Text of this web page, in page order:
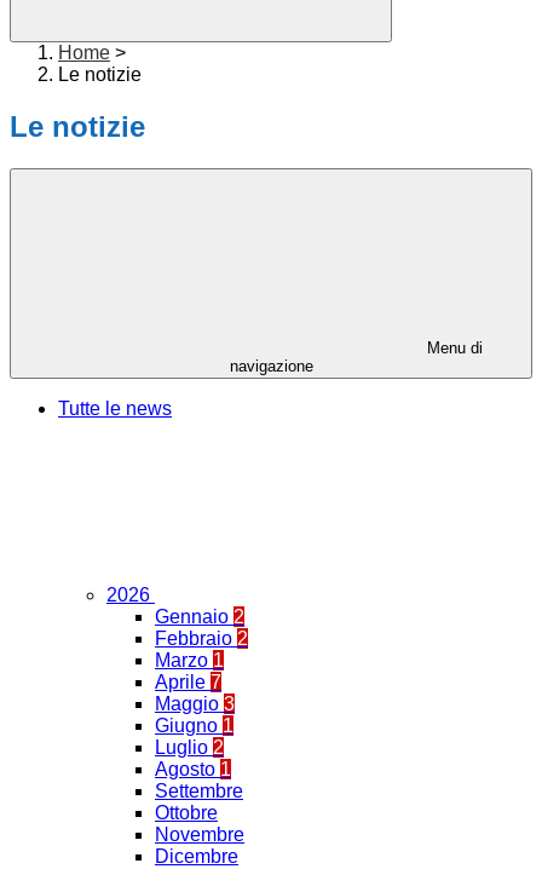
Home >
Le notizie
Le notizie
Menu di
navigazione
Tutte le news
2026
Gennaio 2
Febbraio 2
Marzo 1
Aprile 7
Maggio 3
Giugno 1
Luglio 2
Agosto 1
Settembre
Ottobre
Novembre
Dicembre